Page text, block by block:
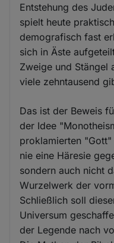
Entstehung des
spielt heute
demografisch fast
sich in Äste
Zweige und Stängel
viele zehntausend
Das ist der Beweis
der Idee
proklamierten
nie eine Häresie
sondern auch nicht
Wurzelwerk der
Schließlich soll
Universum
der Legende nach